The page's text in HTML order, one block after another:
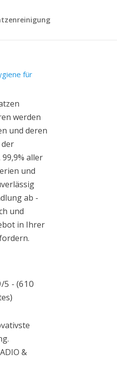
für
werden
und deren
aller
und
ab -
und
in Ihrer
5 - (610
&